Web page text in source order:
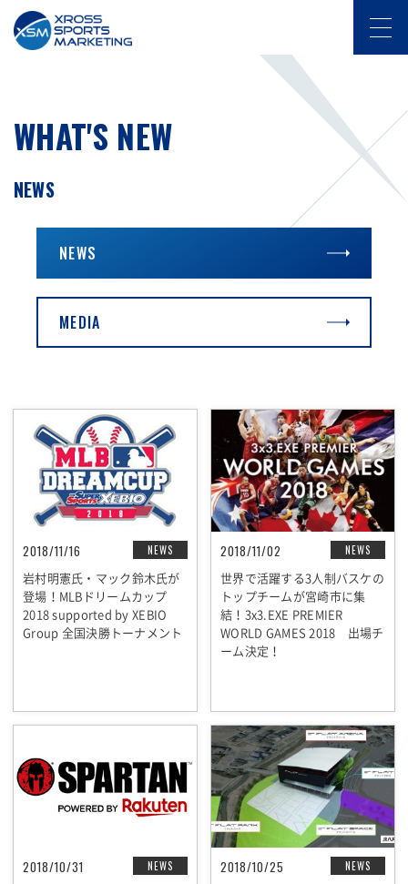
WHAT'S NEW
NEWS
NEWS
MEDIA
NEWS
2018/11/16
岩村明憲氏・マック鈴木氏が
登場！MLBドリームカップ
2018 supported by XEBIO
Group 全国決勝トーナメント
NEWS
2018/11/02
世界で活躍する3人制バスケの
トップチームが宮崎市に集
結！3x3.EXE PREMIER
WORLD GAMES 2018 出場チ
ーム決定！
NEWS
2018/10/31 NEWS
2018/10/25